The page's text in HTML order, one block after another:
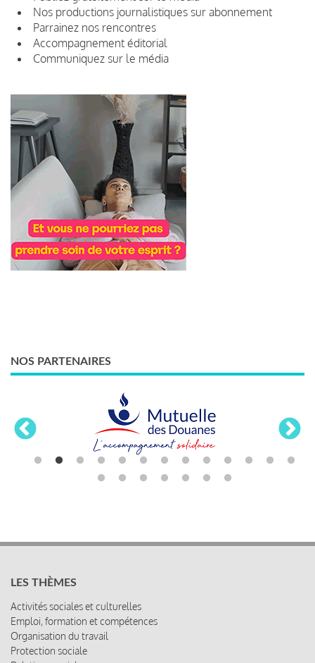
Nos productions journalistiques sur abonnement
Parrainez nos rencontres
Accompagnement éditorial
Communiquez sur le média
NOS PARTENAIRES
LES THÈMES
Activités sociales et culturelles
Emploi, formation et compétences
Organisation du travail
Protection sociale